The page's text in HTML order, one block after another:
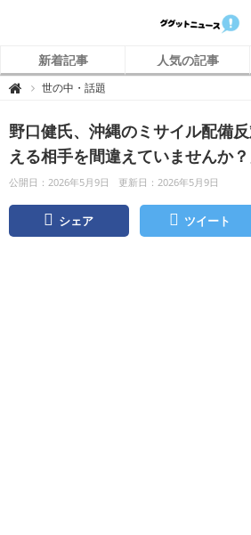
新着記事 人気の記事
 グ
ニ
ュ
ー
ス
世の中・話題
野口健氏、沖縄のミサイル配備
える相手を間違えていませんか？
公開日：2026年5月9日 更新日：2026年5月9日
シェア ツイート